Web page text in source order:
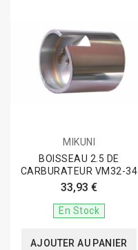
MIKUNI
BOISSEAU 2.5 DE
CARBURATEUR VM32-34
33,93 €
En Stock
AJOUTER AU PANIER